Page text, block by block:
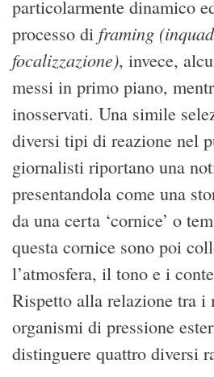
particolarmente dinamico
processo di framing
focalizzazione), invece,
messi in primo piano,
inosservati. Una simile
diversi tipi di reazione nel
giornalisti riportano una
presentandola come una
da una certa ‘cornice’ o
questa cornice sono poi
l’atmosfera, il tono e i
Rispetto alla relazione tra i
organismi di pressione
distinguere quattro diversi